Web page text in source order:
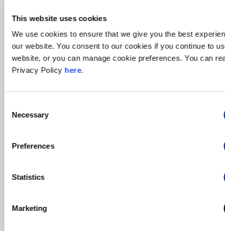
This website uses cookies
We use cookies to ensure that we give you the best
our website. You consent to our cookies if you continue to
website, or you can manage cookie preferences. You can
Privacy Policy here.
Selection
Necessary
Preferences
Statistics
Marketing
Řízení projektů